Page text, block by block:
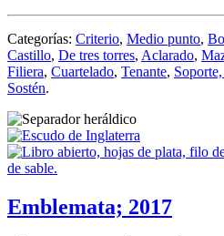
Categorías: Criterio, Medio punto,
Castillo, De tres torres, Aclarado,
Filiera, Cuartelado, Tenante,
Sostén.
Emblemata; 2017